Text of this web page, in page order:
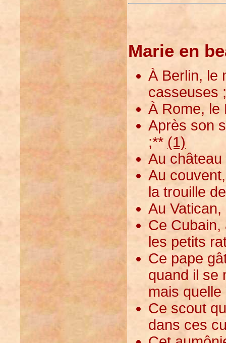
Marie en
À Berlin, le
casseuses ;
À Rome, le
Après son
;** (1)
Au château
Au
la trouille
Au
Ce
les petits
Ce pape
quand il se
mais
Ce scout
dans ces